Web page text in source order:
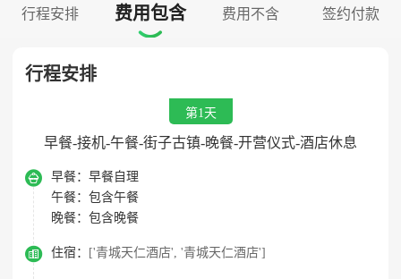
行程安排 费用包含 费用不含 签约付款

行程安排
第1天
早餐-接机-午餐-街子古镇-晚餐-开营仪式-酒店休息
 早餐： 早餐自理
午餐： 包含午餐
晚餐： 包含晚餐
 住宿： ['青城天仁酒店', '青城天仁酒店']